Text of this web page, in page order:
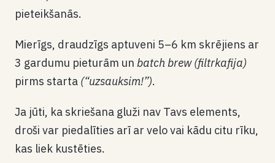
pieteikšanās.
Mierīgs, draudzīgs aptuveni 5–6 km skrējiens ar
3 gardumu pieturām un batch brew (filtrkafija)
pirms starta (“uzsauksim!”).
Ja jūti, ka skriešana gluži nav Tavs elements,
droši var piedalīties arī ar velo vai kādu citu rīku,
kas liek kustēties.